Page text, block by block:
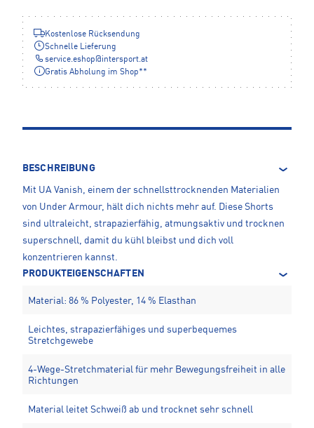
Kostenlose Rücksendung
Schnelle Lieferung
service.eshop@intersport.at
Gratis Abholung im Shop**
BESCHREIBUNG
Mit UA Vanish, einem der schnellsttrocknenden Materialien
von Under Armour, hält dich nichts mehr auf. Diese Shorts
sind ultraleicht, strapazierfähig, atmungsaktiv und trocknen
superschnell, damit du kühl bleibst und dich voll
konzentrieren kannst.
PRODUKTEIGENSCHAFTEN
Material: 86 % Polyester, 14 % Elasthan
Leichtes, strapazierfähiges und superbequemes
Stretchgewebe
4-Wege-Stretchmaterial für mehr Bewegungsfreiheit in alle
Richtungen
Material leitet Schweiß ab und trocknet sehr schnell